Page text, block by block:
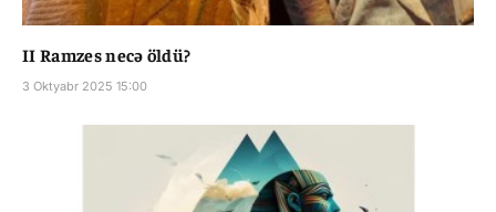
II Ramzes necə öldü?
3 Oktyabr 2025 15:00